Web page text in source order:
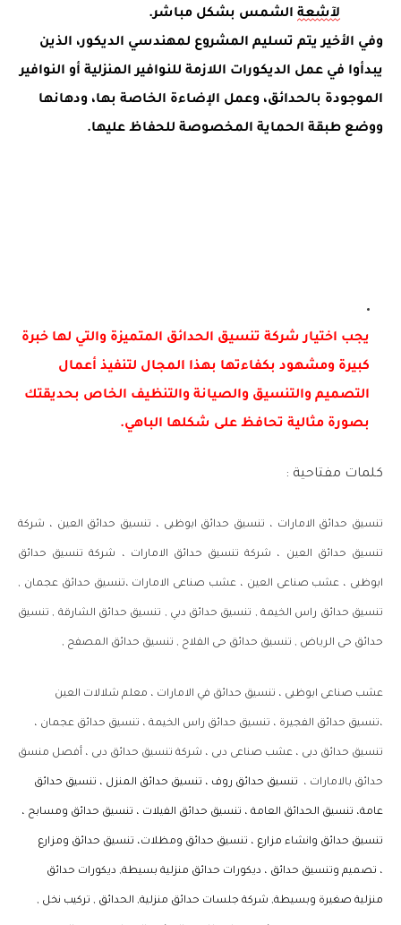
لآشعة الشمس بشكل مباشر.
وفي الأخير يتم تسليم المشروع لمهندسي الديكور، الذين
يبدأوا في عمل الديكورات اللازمة للنوافير المنزلية أو النوافير
الموجودة بالحدائق، وعمل الإضاءة الخاصة بها، ودهانها
ووضع طبقة الحماية المخصوصة للحفاظ عليها.
يجب اختيار شركة تنسيق الحدائق المتميزة والتي لها خبرة
كبيرة ومشهود بكفاءتها بهذا المجال لتنفيذ أعمال
التصميم والتنسيق والصيانة والتنظيف الخاص بحديقتك
بصورة مثالية تحافظ على شكلها الباهي.
كلمات مفتاحية :
تنسيق حدائق الامارات ، تنسيق حدائق ابوظبى ، تنسيق حدائق العين ، شركة
تنسيق حدائق العين ، شركة تنسيق حدائق الامارات ، شركة تنسيق حدائق
ابوظبى ، عشب صناعى العين ، عشب صناعى الامارات ،تنسيق حدائق عجمان ,
تنسيق حدائق راس الخيمة , تنسيق حدائق دبي , تنسيق حدائق الشارقة , تنسيق
حدائق حى الرياض , تنسيق حدائق حى الفلاح , تنسيق حدائق المصفح ,
عشب صناعى ابوظبى ، تنسيق حدائق في الامارات ، معلم شلالات العين
،تنسيق حدائق الفجيرة ، تنسيق حدائق راس الخيمة ، تنسيق حدائق عجمان ،
تنسيق حدائق دبى ، عشب صناعى دبى ، شركة تنسيق حدائق دبى ، أفصل منسق
حدائق بالامارات ، تنسيق حدائق روف ، تنسيق حدائق المنزل ، تنسيق حدائق
عامة، تنسيق الحدائق العامة ، تنسيق حدائق الفيلات ، تنسيق حدائق ومسابح ،
تنسيق حدائق وانشاء مزارع ، تنسيق حدائق ومظلات، تنسيق حدائق ومزارع
، تصميم وتنسيق حدائق ، ديكورات حدائق منزلية بسيطة, ديكورات حدائق
منزلية صغيرة وبسيطة, شركة جلسات حدائق منزلية, الحدائق , تركيب نخل ,